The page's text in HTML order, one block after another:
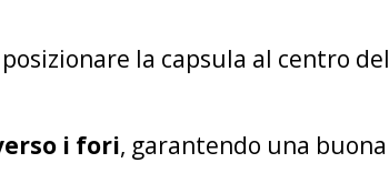
la capsula al centro del
i fori, garantendo una buona